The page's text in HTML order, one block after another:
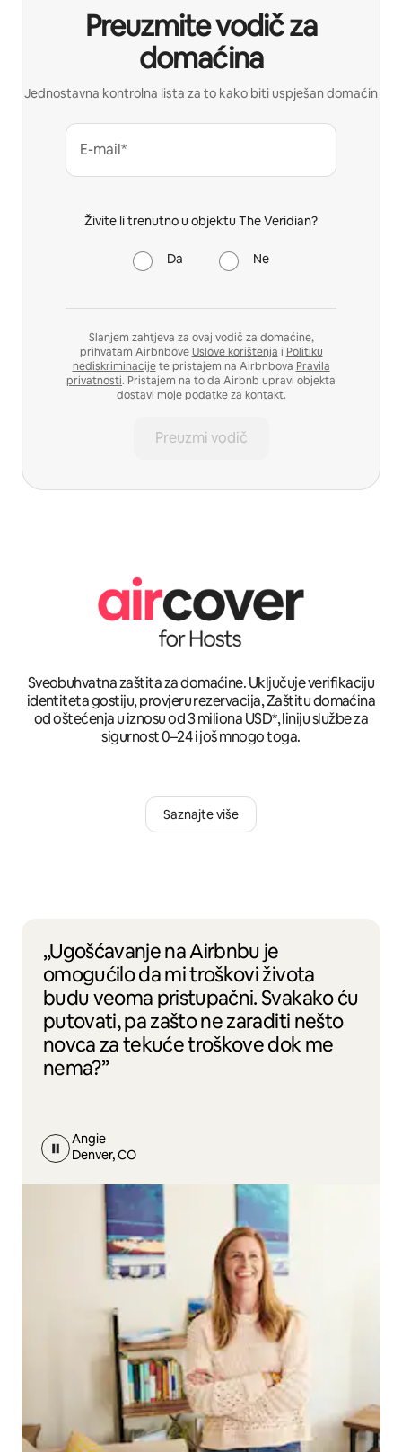
Preuzmite vodič za
domaćina
Jednostavna kontrolna lista za to kako biti uspješan domaćin
E-mail*
Živite li trenutno u objektu The Veridian?
Da Ne
Slanjem zahtjeva za ovaj vodič za domaćine,
prihvatam AirbnboveUslove korištenja i Politiku
nediskriminacijete pristajem na Airbnbova Pravila
privatnosti. Pristajem na to da Airbnb upravi objekta
dostavi moje podatke za kontakt.
Preuzmi vodič
Sveobuhvatna zaštita za domaćine. Uključuje verifikaciju
identiteta gostiju, provjeru rezervacija, Zaštitu domaćina
od oštećenja u iznosu od 3 miliona USD*, liniju službe za
sigurnost 0–24 i još mnogo toga.
Saznajte više
„Ugošćavanje na Airbnbu je
omogućilo da mi troškovi života
budu veoma pristupačni. Svakako ću
putovati, pa zašto ne zaraditi nešto
novca za tekuće troškove dok me
nema?”
Angie
Denver, CO